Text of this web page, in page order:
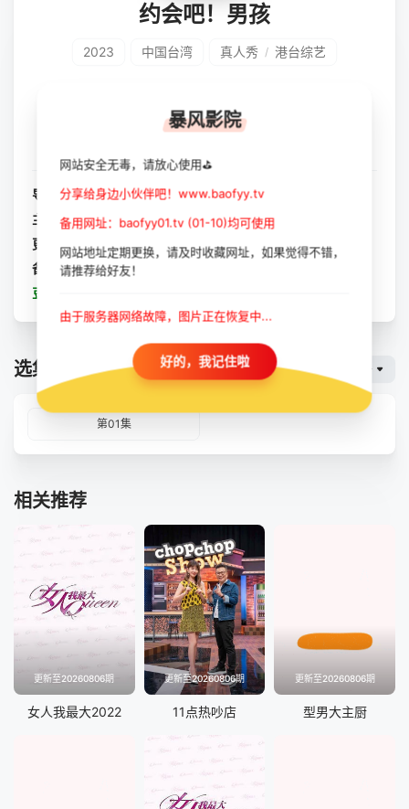
约会吧！男孩
2023 中国台湾 真人秀 / 港台综艺
立即播放
导演： 未知
主演： 未知
更新： 2023-10-11
备注： 更新至01集
豆瓣：
选集播放 暴风云
第01集
相关推荐
更新至20260806期
女人我最大2022
更新至20260806期
11点热吵店
更新至20260806期
型男大主厨
暴风影院
网站安全无毒，请放心使用⛳
分享给身边小伙伴吧！www.baofyy.tv
备用网址：baofyy01.tv (01-10)均可使用
网站地址定期更换，请及时收藏网址，如果觉得不错，
请推荐给好友！
由于服务器网络故障，图片正在恢复中...
好的，我记住啦